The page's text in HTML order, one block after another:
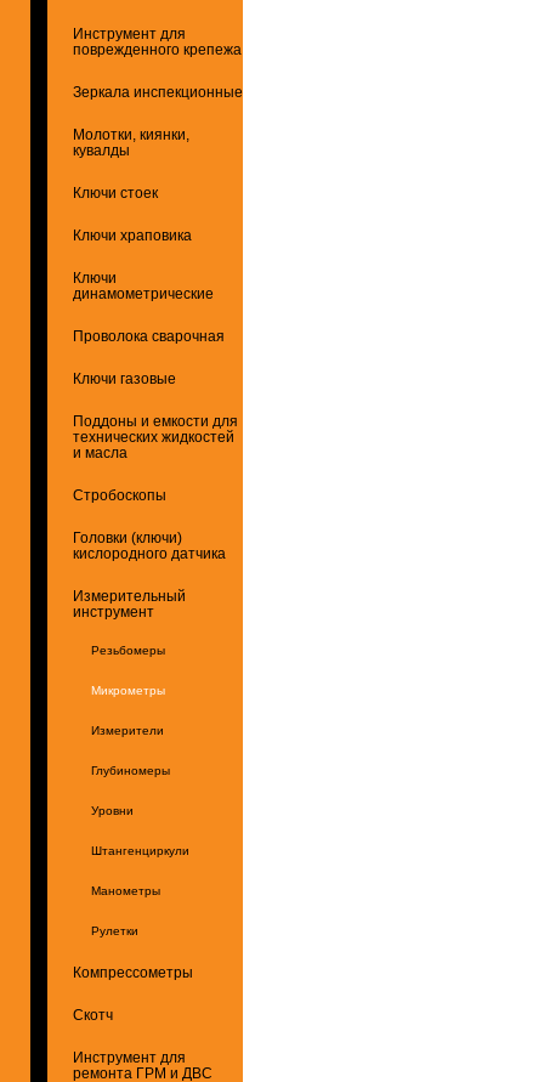
Инструмент для
поврежденного крепежа
Зеркала инспекционные
Молотки, киянки,
кувалды
Ключи стоек
Ключи храповика
Ключи
динамометрические
Проволока сварочная
Ключи газовые
Поддоны и емкости для
технических жидкостей
и масла
Стробоскопы
Головки (ключи)
кислородного датчика
Измерительный
инструмент
Резьбомеры
Микрометры
Измерители
Глубиномеры
Уровни
Штангенциркули
Манометры
Рулетки
Компрессометры
Скотч
Инструмент для
ремонта ГРМ и ДВС